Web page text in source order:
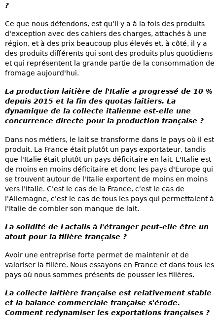
?
Ce que nous défendons, est qu'il y a à la fois des produits
d'exception avec des cahiers des charges, attachés à une
région, et à des prix beaucoup plus élevés et, à côté, il y a
des produits différents qui sont des produits plus quotidiens
et qui représentent la grande partie de la consommation de
fromage aujourd'hui.
La production laitière de l'Italie a progressé de 10 %
depuis 2015 et la fin des quotas laitiers. La
dynamique de la collecte italienne est-elle une
concurrence directe pour la production française ?
Dans nos métiers, le lait se transforme dans le pays où il est
produit. La France était plutôt un pays exportateur, tandis
que l'Italie était plutôt un pays déficitaire en lait. L'Italie est
de moins en moins déficitaire et donc les pays d'Europe qui
se trouvent autour de l'Italie exportent de moins en moins
vers l'Italie. C'est le cas de la France, c'est le cas de
l'Allemagne, c'est le cas de tous les pays qui permettaient à
l'Italie de combler son manque de lait.
La solidité de Lactalis à l'étranger peut-elle être un
atout pour la filière française ?
Avoir une entreprise forte permet de maintenir et de
valoriser la filière. Nous essayons en France et dans tous les
pays où nous sommes présents de pousser les filières.
La collecte laitière française est relativement stable
et la balance commerciale française s'érode.
Comment redynamiser les exportations françaises ?